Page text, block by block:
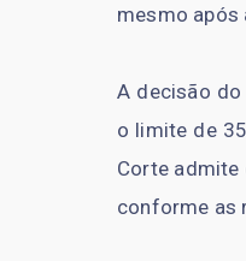
mesmo após
A decisão
o limite de
Corte
conforme as